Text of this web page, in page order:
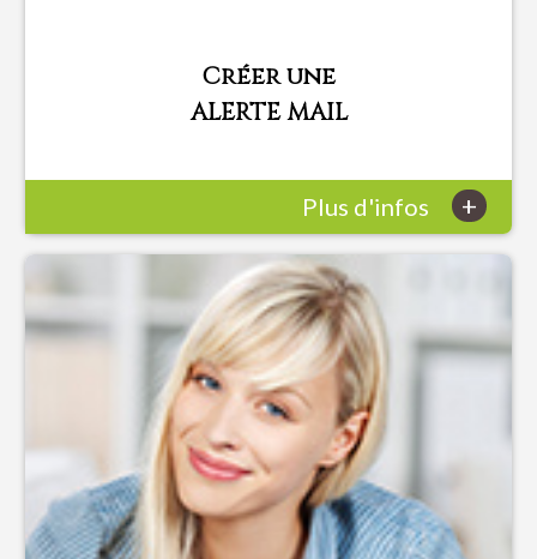
Créer une
ALERTE MAIL
Plus d'infos +